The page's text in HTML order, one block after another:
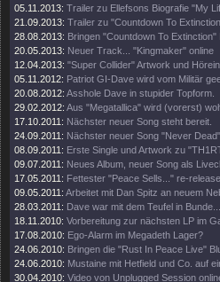
05.11.2013: Trailer zu Ellefsons Biografie "My
21.09.2013: Trailer zu "Countdown To
28.08.2013: Bringen "Countdown To Extinction"
20.05.2013: Neuer Track... "Kingmaker" online
12.04.2013: "Super Collider" Artwork und
05.11.2012: Patriot GI-Dave wird vom Militär
20.08.2012: Asshole Dave in stupider Topform.
29.02.2012: Aus "Megatallica" wird (vorerst)
17.10.2011: Nächster neuer Song steht bereit.
24.09.2011: Nächster neuer Song "Never
08.09.2011: Erste Single und Artwork zu
09.07.2011: Neues Album, neuer Song als
17.05.2011: Fettester "Peace Sells..." re-
09.05.2011: Arbeitet mit Dan Spitz an neuem
28.03.2011: Dave war mit dem Teufel in Bunde...
18.11.2010: Vorbereitung zur nächsten LP im
17.08.2010: Ego-Alarm im Megadeth Lager?
24.06.2010: Bringen die "Rust In Peace Live"
24.06.2010: Mustaine mit Hetfield und Co. auf
30.04.2010: Video von Unplugged Session